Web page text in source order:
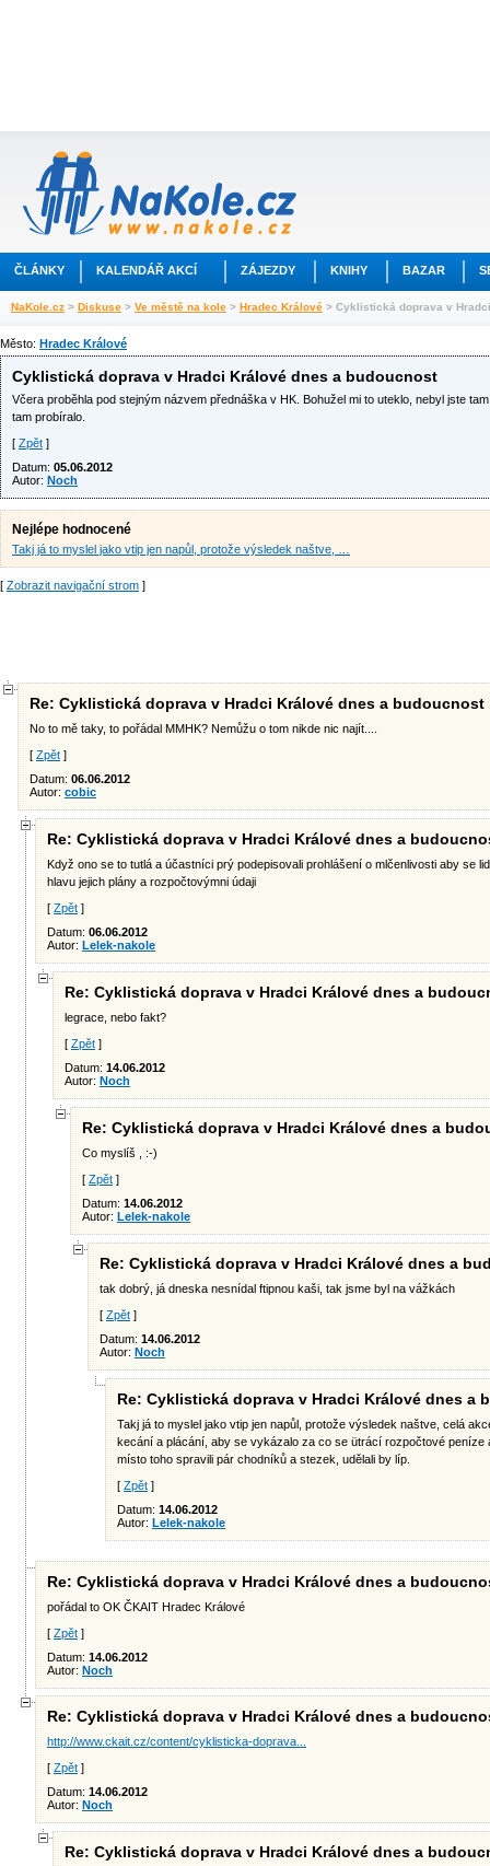
ČLÁNKY KALENDÁŘ AKCÍ ZÁJEZDY KNIHY BAZAR
NaKole.cz > Diskuse > Ve městě na kole > Hradec Králové > Cyklistická doprava v
Město: Hradec Králové
Cyklistická doprava v Hradci Králové dnes a budoucnost
Včera proběhla pod stejným názvem přednáška v HK. Bohužel mi to uteklo, nebyl jste
tam probíralo.
[ Zpět ]
Datum: 05.06.2012
Autor: Noch
Nejlépe hodnocené
Takj já to myslel jako vtip jen napůl, protože výsledek naštve, …
[ Zobrazit navigační strom ]
Re: Cyklistická doprava v Hradci Králové dnes a budoucnost
No to mě taky, to pořádal MMHK? Nemůžu o tom nikde nic najít....
[ Zpět ]
Datum: 06.06.2012
Autor: cobic
Re: Cyklistická doprava v Hradci Králové dnes a
Když ono se to tutlá a účastníci prý podepisovali prohlášení o mlčenlivosti aby se
hlavu jejich plány a rozpočtovýmni údaji
[ Zpět ]
Datum: 06.06.2012
Autor: Lelek-nakole
Re: Cyklistická doprava v Hradci Králové dnes a
legrace, nebo fakt?
[ Zpět ]
Datum: 14.06.2012
Autor: Noch
Re: Cyklistická doprava v Hradci Králové dnes a
Co myslíš , :-)
[ Zpět ]
Datum: 14.06.2012
Autor: Lelek-nakole
Re: Cyklistická doprava v Hradci Králové dnes a
tak dobrý, já dneska nesnídal ftipnou kaši, tak jsme byl na vážkách
[ Zpět ]
Datum: 14.06.2012
Autor: Noch
Re: Cyklistická doprava v Hradci Králové dnes a
Takj já to myslel jako vtip jen napůl, protože výsledek naštve, celá
kecání a plácání, aby se vykázalo za co se ütrácí rozpočtové peníze
místo toho spravili pár chodníků a stezek, udělali by líp.
[ Zpět ]
Datum: 14.06.2012
Autor: Lelek-nakole
Re: Cyklistická doprava v Hradci Králové dnes a
pořádal to OK ČKAIT Hradec Králové
[ Zpět ]
Datum: 14.06.2012
Autor: Noch
Re: Cyklistická doprava v Hradci Králové dnes a
http://www.ckait.cz/content/cyklisticka-doprava...
[ Zpět ]
Datum: 14.06.2012
Autor: Noch
Re: Cyklistická doprava v Hradci Králové dnes a